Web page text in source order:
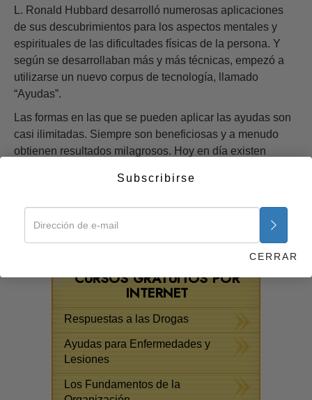
L. Ronald Hubbard desarrolló numerosas aplicaciones
de sus descubrimientos para los aspectos mentales y
espirituales de las dificultades físicas de la persona. Y
según se desarrollaban más y más técnicas, empezó a
utilizarse un nuevo corpus de tecnología, llamado
“Ayudas”.
Las formas en las que se pueden aplicar las ayudas son
casi ilimitadas. Siempre son beneficiosas y a menudo
obtienen resultados milagrosos. Hoy en día existen
condiciones, y en el curso y en el folleto correspondiente
Empezar ahora >>
CURSOS GRATUITOS POR
INTERNET
Respuestas a las Drogas
Ayudas para Enfermedades y
Lesiones
Los Fundamentos de la
Subscribirse
CERRAR